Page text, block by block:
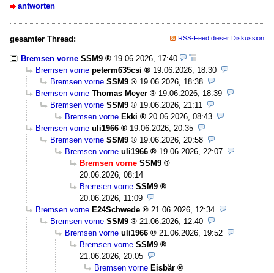
antworten
gesamter Thread: RSS-Feed dieser Diskussion
Bremsen vorne SSM9
19.06.2026, 17:40
Bremsen vorne peterm635csi
19.06.2026, 18:30
Bremsen vorne SSM9
19.06.2026, 18:38
Bremsen vorne Thomas Meyer
19.06.2026, 18:39
Bremsen vorne SSM9
19.06.2026, 21:11
Bremsen vorne Ekki
20.06.2026, 08:43
Bremsen vorne uli1966
19.06.2026, 20:35
Bremsen vorne SSM9
19.06.2026, 20:58
Bremsen vorne uli1966
19.06.2026, 22:07
Bremsen vorne SSM9
20.06.2026, 08:14
Bremsen vorne SSM9
20.06.2026, 11:09
Bremsen vorne E24Schwede
21.06.2026, 12:34
Bremsen vorne SSM9
21.06.2026, 12:40
Bremsen vorne uli1966
21.06.2026, 19:52
Bremsen vorne SSM9
21.06.2026, 20:05
Bremsen vorne Eisbär